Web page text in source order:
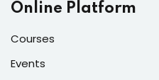
Online Platform
Courses
Events